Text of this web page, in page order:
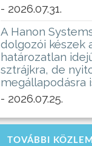
- 2026.07.31.
A Hanon
dolgozói készek
határozatlan
sztrájkra, de
megállapodásra
- 2026.07.25.
TOVÁBBI